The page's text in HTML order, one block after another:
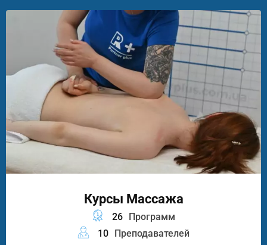
Курсы Массажа
26 Программ
10 Преподавателей